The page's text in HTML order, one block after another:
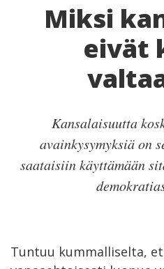
Miksi
eivät
Kansalaisuutta
avainkysymyksiä on
saataisiin käyttämään
Tuntuu kummalliselta,